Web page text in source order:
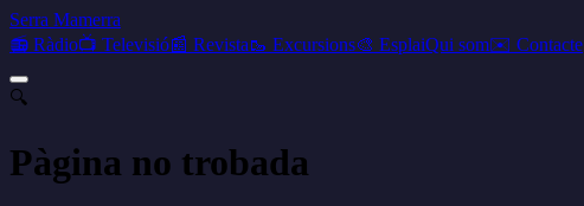
Serra Mamerra
📻 Ràdio📺 Televisió📰 Revista🥾 Excursions🎨 EsplaiQui som✉️ Contacte
🔍
Pàgina no trobada